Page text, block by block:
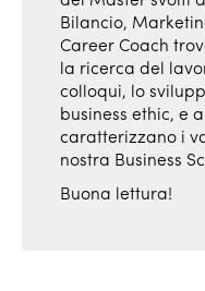
Bilancio,
Career Coach
la ricerca del
colloqui, lo
business ethic, e
caratterizzano i
nostra Business
Buona lettura!